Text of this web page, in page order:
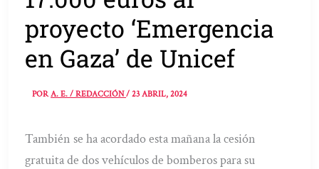
proyecto ‘Emergencia
en Gaza’ de Unicef
PORA. E. / REDACCIÓN/23 ABRIL, 2024
También se ha acordado esta mañana la cesión
gratuita de dos vehículos de bomberos para su